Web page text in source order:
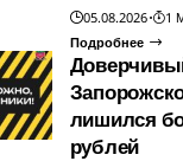
05.08.2026
1
Подробнее
лишился
рублей